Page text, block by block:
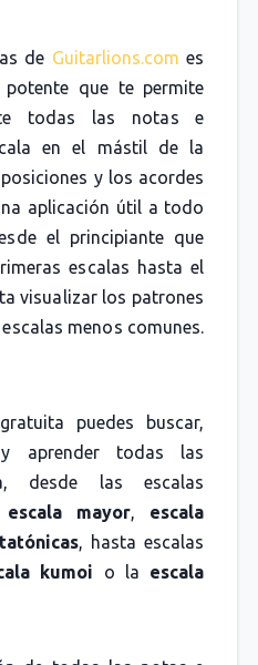
de Guitarlions.com es
que te permite
todas las notas e
en el mástil de la
y los acordes
aplicación útil a todo
el principiante que
escalas hasta el
visualizar los patrones
menos comunes.
puedes buscar,
y aprender todas las
desde las escalas
escala mayor, escala
, hasta escalas
kumoi o la escala